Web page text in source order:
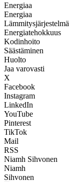
Energiaa
Energiaa
Lämmitysjärjestelmä
Energiatehokkuus
Kodinhoito
Säästäminen
Huolto
Jaa varovasti
X
Facebook
Instagram
LinkedIn
YouTube
Pinterest
TikTok
Mail
RSS
Niamh Sihvonen
Niamh
Sihvonen